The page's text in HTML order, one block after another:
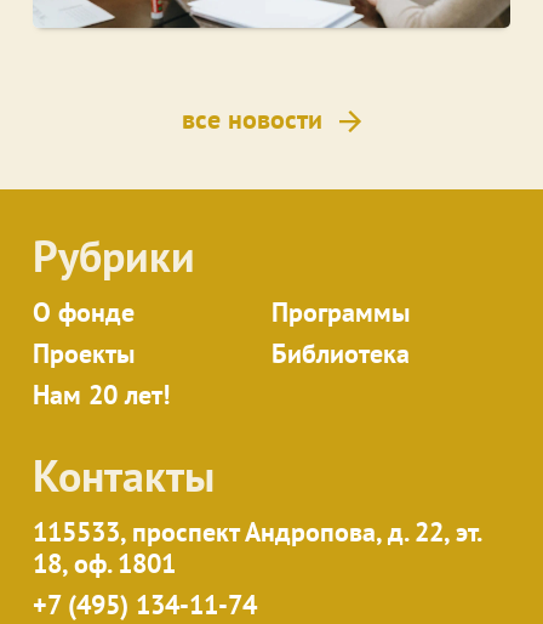
все новости
Рубрики
О фонде
Программы
Проекты
Библиотека
Нам 20 лет!
Контакты
115533, проспект Андропова, д. 22, эт.
18, оф. 1801
+7 (495) 134-11-74